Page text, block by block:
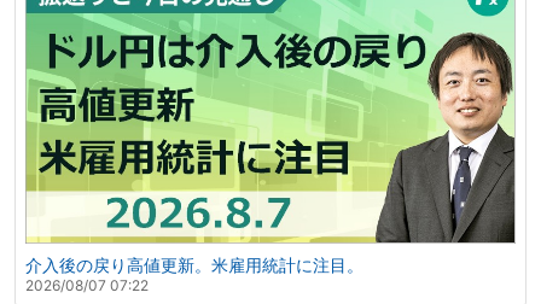
介入後の戻り高値更新。米雇用統計に注目。
2026/08/07 07:22